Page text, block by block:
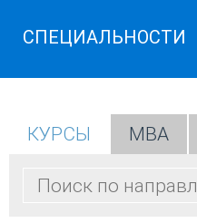
СПЕЦИАЛЬНОСТИ
КУРСЫ МВА